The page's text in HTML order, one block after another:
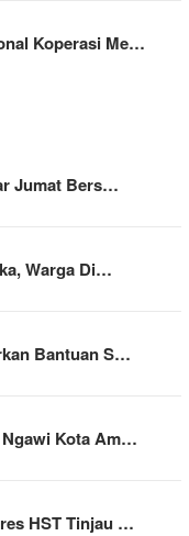
Koperasi Me…
Jumat Bers…
Warga Di…
Bantuan S…
Ngawi Kota Am…
HST Tinjau …